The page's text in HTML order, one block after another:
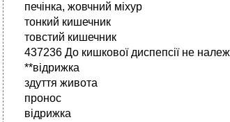
печінка, жовчний міхур
тонкий кишечник
товстий кишечник
437236 До кишкової диспепсії не
**відрижка
здуття живота
пронос
відрижка